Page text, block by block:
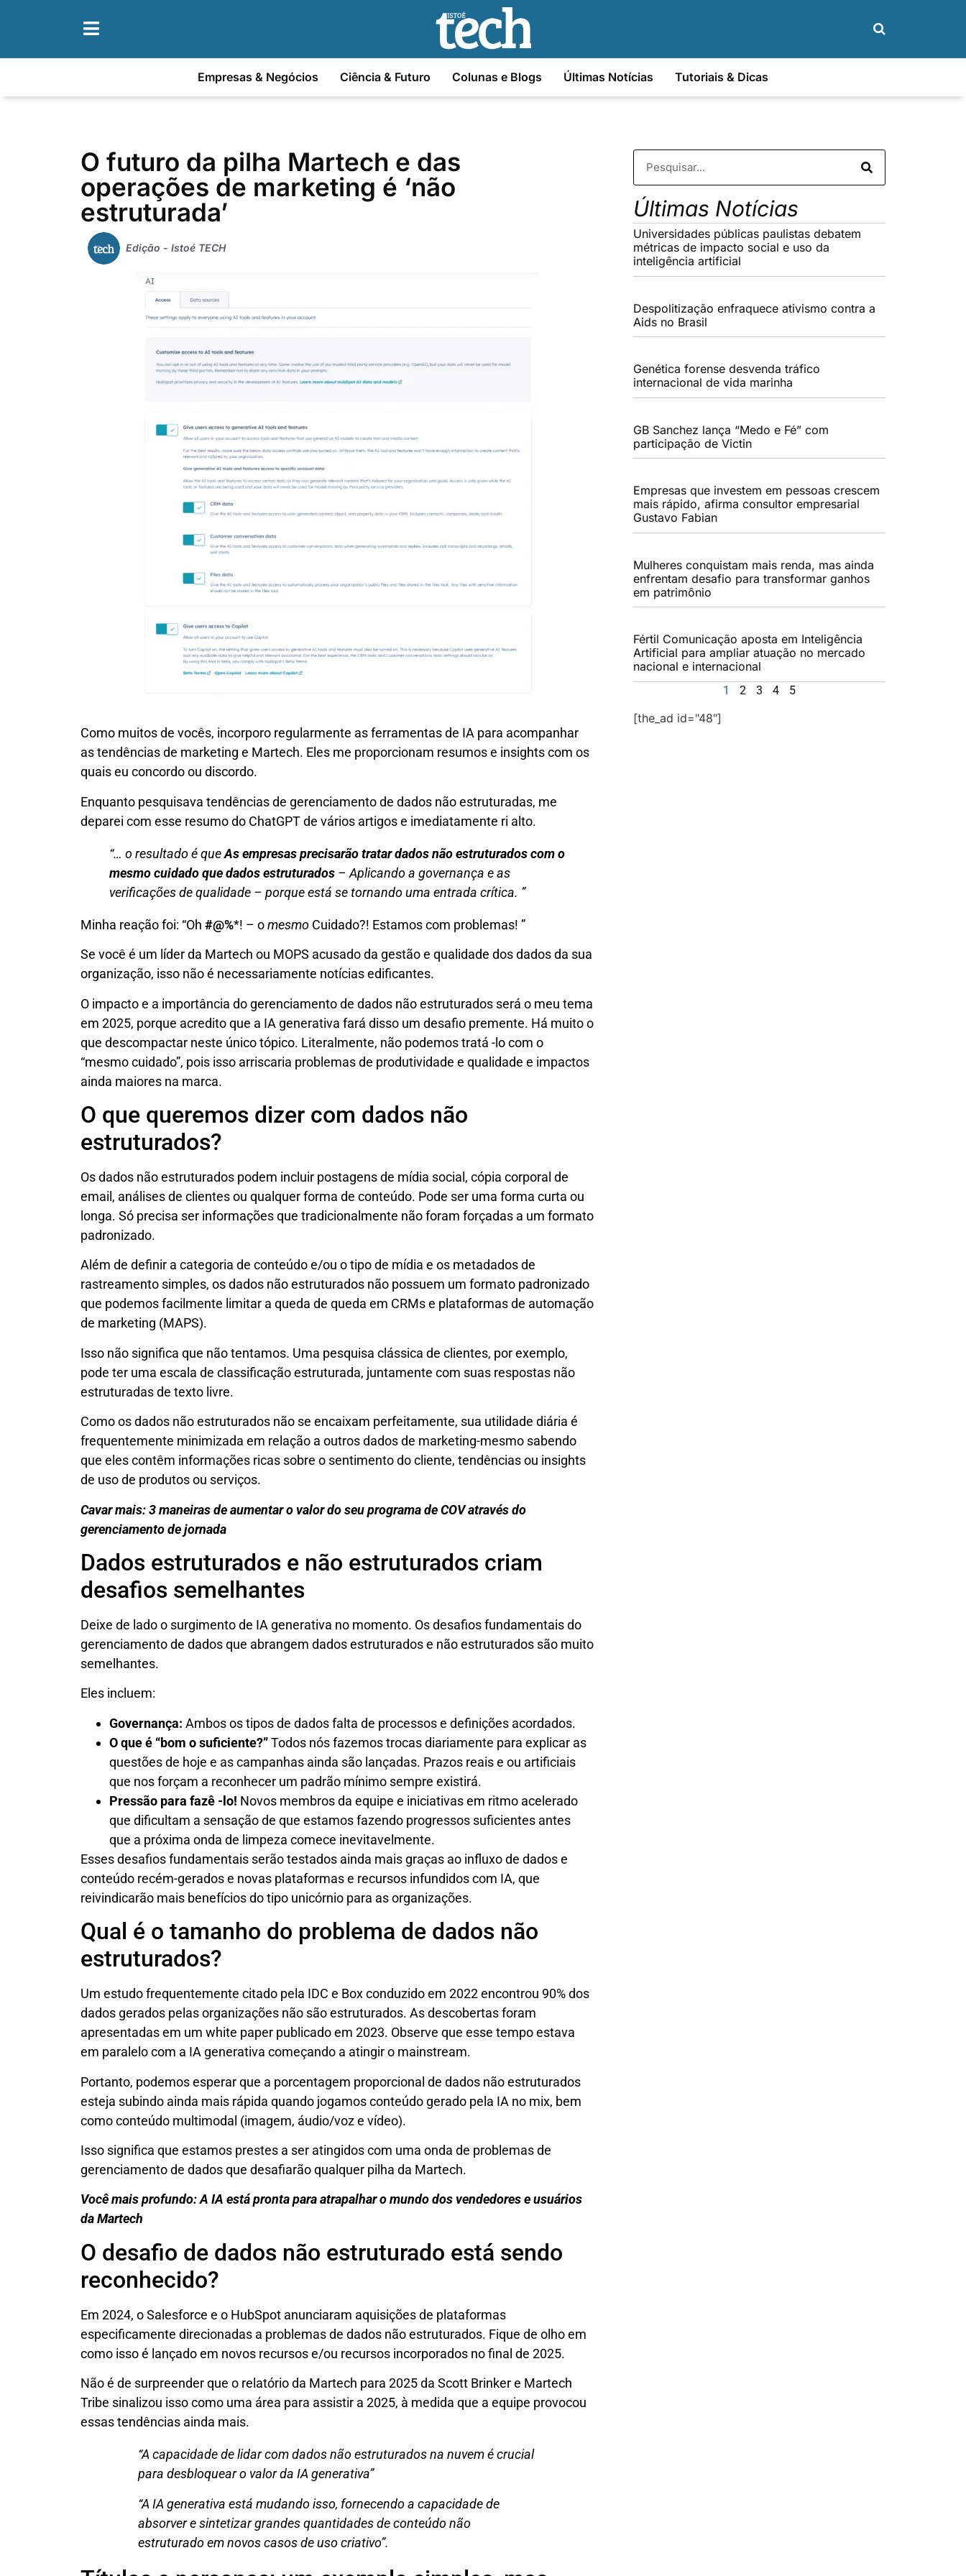
Empresas & Negócios Ciência & Futuro Colunas e Blogs Últimas Notícias Tutoriais & Dicas
O futuro da pilha Martech e das
operações de marketing é ‘não
estruturada’
Edição - Istoé TECH
Como muitos de vocês, incorporo regularmente as ferramentas de IA para acompanhar
as tendências de marketing e Martech. Eles me proporcionam resumos e insights com os
quais eu concordo ou discordo.
Enquanto pesquisava tendências de gerenciamento de dados não estruturadas, me
deparei com esse resumo do ChatGPT de vários artigos e imediatamente ri alto.
“… o resultado é queAs empresas precisarão tratar dados não estruturados com o
mesmo cuidado que dados estruturados – Aplicando a governança e as
verificações de qualidade – porque está se tornando uma entrada crítica. ”
Minha reação foi: “Oh #@%*! – omesmo Cuidado?! Estamos com problemas! ”
Se você é um líder da Martech ou MOPS acusado da gestão e qualidade dos dados da sua
organização, isso não é necessariamente notícias edificantes.
O impacto e a importância do gerenciamento de dados não estruturados será o meu tema
em 2025, porque acredito que a IA generativa fará disso um desafio premente. Há muito o
que descompactar neste único tópico. Literalmente, não podemos tratá -lo com o
“mesmo cuidado”, pois isso arriscaria problemas de produtividade e qualidade e impactos
ainda maiores na marca.
O que queremos dizer com dados não
estruturados?
Os dados não estruturados podem incluir postagens de mídia social, cópia corporal de
email, análises de clientes ou qualquer forma de conteúdo. Pode ser uma forma curta ou
longa. Só precisa ser informações que tradicionalmente não foram forçadas a um formato
padronizado.
Além de definir a categoria de conteúdo e/ou o tipo de mídia e os metadados de
rastreamento simples, os dados não estruturados não possuem um formato padronizado
que podemos facilmente limitar a queda de queda em CRMs e plataformas de automação
de marketing (MAPS).
Isso não significa que não tentamos. Uma pesquisa clássica de clientes, por exemplo,
pode ter uma escala de classificação estruturada, juntamente com suas respostas não
estruturadas de texto livre.
Como os dados não estruturados não se encaixam perfeitamente, sua utilidade diária é
frequentemente minimizada em relação a outros dados de marketing-mesmo sabendo
que eles contêm informações ricas sobre o sentimento do cliente, tendências ou insights
de uso de produtos ou serviços.
Cavar mais: 3 maneiras de aumentar o valor do seu programa de COV através do
gerenciamento de jornada
Dados estruturados e não estruturados criam
desafios semelhantes
Deixe de lado o surgimento de IA generativa no momento. Os desafios fundamentais do
gerenciamento de dados que abrangem dados estruturados e não estruturados são muito
semelhantes.
Eles incluem:
Governança: Ambos os tipos de dados falta de processos e definições acordados.
O que é “bom o suficiente?”Todos nós fazemos trocas diariamente para explicar as
questões de hoje e as campanhas ainda são lançadas. Prazos reais e ou artificiais
que nos forçam a reconhecer um padrão mínimo sempre existirá.
Pressão para fazê -lo! Novos membros da equipe e iniciativas em ritmo acelerado
que dificultam a sensação de que estamos fazendo progressos suficientes antes
que a próxima onda de limpeza comece inevitavelmente.
Esses desafios fundamentais serão testados ainda mais graças ao influxo de dados e
conteúdo recém-gerados e novas plataformas e recursos infundidos com IA, que
reivindicarão mais benefícios do tipo unicórnio para as organizações.
Qual é o tamanho do problema de dados não
estruturados?
Um estudo frequentemente citado pela IDC e Box conduzido em 2022 encontrou 90% dos
dados gerados pelas organizações não são estruturados. As descobertas foram
apresentadas em um white paper publicado em 2023. Observe que esse tempo estava
em paralelo com a IA generativa começando a atingir o mainstream.
Portanto, podemos esperar que a porcentagem proporcional de dados não estruturados
esteja subindo ainda mais rápida quando jogamos conteúdo gerado pela IA no mix, bem
como conteúdo multimodal (imagem, áudio/voz e vídeo).
Isso significa que estamos prestes a ser atingidos com uma onda de problemas de
gerenciamento de dados que desafiarão qualquer pilha da Martech.
Você mais profundo:A IA está pronta para atrapalhar o mundo dos vendedores e usuários
da Martech
O desafio de dados não estruturado está sendo
reconhecido?
Em 2024, o Salesforce e o HubSpot anunciaram aquisições de plataformas
especificamente direcionadas a problemas de dados não estruturados. Fique de olho em
como isso é lançado em novos recursos e/ou recursos incorporados no final de 2025.
Não é de surpreender que o relatório da Martech para 2025 da Scott Brinker e Martech
Tribe sinalizou isso como uma área para assistir a 2025, à medida que a equipe provocou
essas tendências ainda mais.
“A capacidade de lidar com dados não estruturados na nuvem é crucial
para desbloquear o valor da IA ​​generativa”
“A IA generativa está mudando isso, fornecendo a capacidade de
absorver e sintetizar grandes quantidades de conteúdo não
estruturado em novos casos de uso criativo”.
Últimas Notícias
Universidades públicas paulistas debatem
métricas de impacto social e uso da
inteligência artificial
Despolitização enfraquece ativismo contra a
Aids no Brasil
Genética forense desvenda tráfico
internacional de vida marinha
GB Sanchez lança “Medo e Fé” com
participação de Victin
Empresas que investem em pessoas crescem
mais rápido, afirma consultor empresarial
Gustavo Fabian
Mulheres conquistam mais renda, mas ainda
enfrentam desafio para transformar ganhos
em patrimônio
Fértil Comunicação aposta em Inteligência
Artificial para ampliar atuação no mercado
nacional e internacional
1 2 3 4 5
[the_ad id="48"]